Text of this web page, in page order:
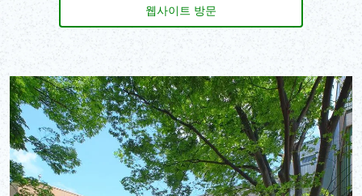
웹사이트 방문